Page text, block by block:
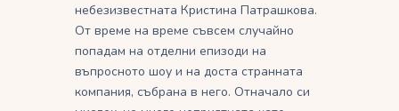
небезизвестната Кристина Патрашкова.
От време на време съвсем случайно
попадам на отделни епизоди на
въпросното шоу и на доста странната
компания, събрана в него. Отначало си